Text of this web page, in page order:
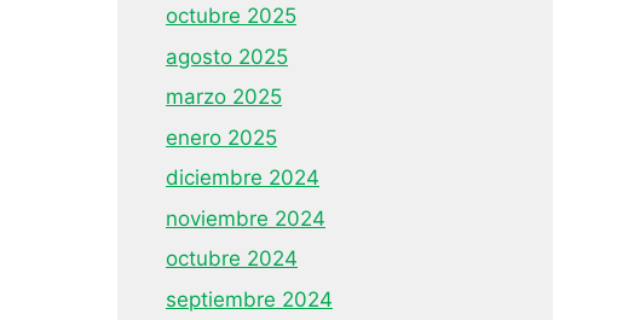
octubre 2025
agosto 2025
marzo 2025
enero 2025
diciembre 2024
noviembre 2024
octubre 2024
septiembre 2024